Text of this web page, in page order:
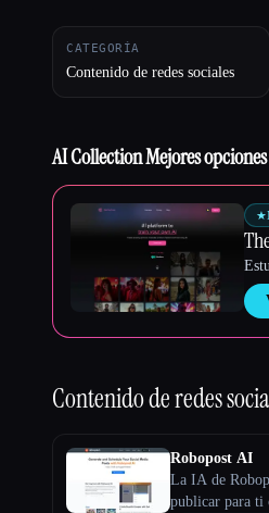
CATEGORÍA
Contenido de redes sociales
AI Collection Mejores opciones
★
Contenido de redes
Robopost AI
La IA de
publicar para